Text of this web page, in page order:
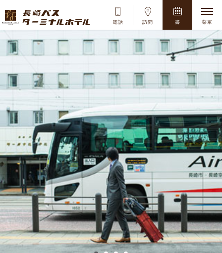
菜單
書
訪問
電話
16 17 19 21
25 26 27 28 29
30
2026
Su Mo Tu We Th Fr Sa
2 3 4 5 6 7 8
9 10 11 12 13 14 15
16 17 18 19 20 21 22
23 24 25 26 27 28
30 31